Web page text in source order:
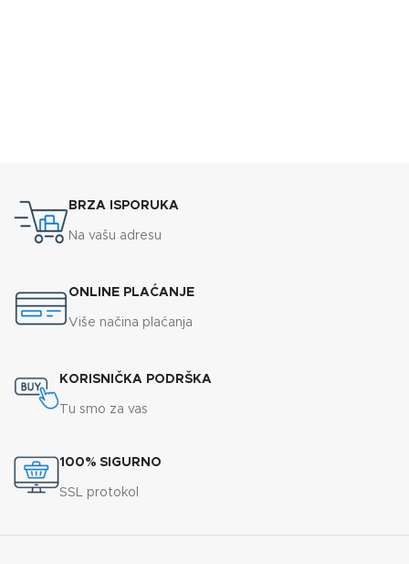
BRZA ISPORUKA
Na vašu adresu
ONLINE PLAĆANJE
Više načina plaćanja
KORISNIČKA PODRŠKA
Tu smo za vas
100% SIGURNO
SSL protokol